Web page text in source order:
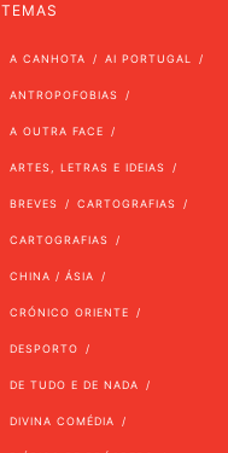
TEMAS
A CANHOTA AI PORTUGAL
ANTROPOFOBIAS
A OUTRA FACE
ARTES, LETRAS E IDEIAS
BREVES CARTOGRAFIAS
CARTOGRAFIAS
CHINA / ÁSIA
CRÓNICO ORIENTE
DESPORTO
DE TUDO E DE NADA
DIVINA COMÉDIA